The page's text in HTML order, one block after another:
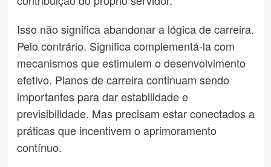
Isso não significa abandonar a lógica de carreira.
Pelo contrário. Significa complementá-la com
mecanismos que estimulem o desenvolvimento
efetivo. Planos de carreira continuam sendo
importantes para dar estabilidade e
previsibilidade. Mas precisam estar conectados a
práticas que incentivem o aprimoramento
contínuo.